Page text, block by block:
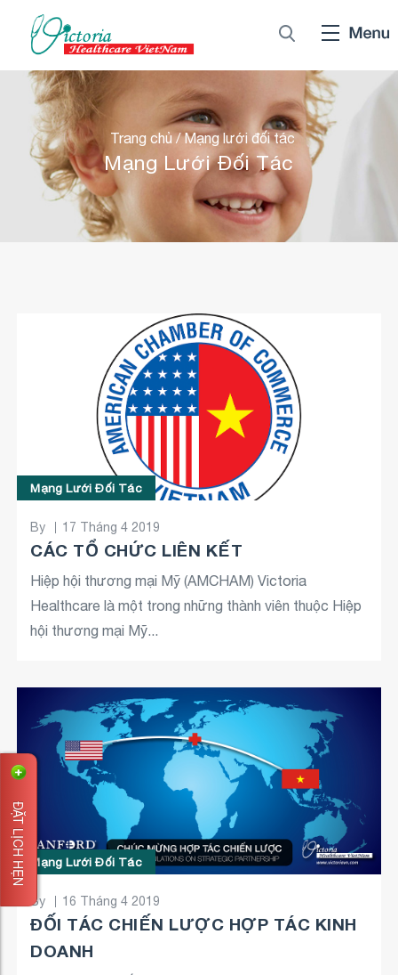
Trang chủ / Mạng lưới đối tác
Mạng Lưới Đối Tác
Mạng Lưới Đối Tác
By 17 Tháng 4 2019
CÁC TỔ CHỨC LIÊN KẾT
Hiệp hội thương mại Mỹ (AMCHAM) Victoria
Healthcare là một trong những thành viên thuộc Hiệp
hội thương mại Mỹ...
Mạng Lưới Đối Tác
By 16 Tháng 4 2019
ĐỐI TÁC CHIẾN LƯỢC HỢP TÁC KINH
DOANH
ĐẶT LỊCH HẸN